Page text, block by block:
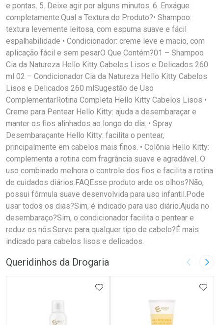
e pontas. 5. Deixe agir por alguns minutos. 6. Enxágue
completamente.Qual a Textura do Produto?• Shampoo:
textura levemente leitosa, com espuma suave e fácil
espalhabilidade • Condicionador: creme leve e macio, com
aplicação fácil e sem pesarO Que Contém?01 – Shampoo
Cia da Natureza Hello Kitty Cabelos Lisos e Delicados 260
ml 02 – Condicionador Cia da Natureza Hello Kitty Cabelos
Lisos e Delicados 260 mlSugestão de Uso
ComplementarRotina Completa Hello Kitty Cabelos Lisos •
Creme para Pentear Hello Kitty: ajuda a desembaraçar e
manter os fios alinhados ao longo do dia. • Spray
Desembaraçante Hello Kitty: facilita o pentear,
principalmente em cabelos mais finos. • Colônia Hello Kitty:
complementa a rotina com fragrância suave e agradável. O
uso combinado melhora o controle dos fios e facilita a rotina
de cuidados diários.FAQEsse produto arde os olhos?Não,
possui fórmula suave desenvolvida para uso infantil.Pode
usar todos os dias?Sim, é indicado para uso diário.Ajuda no
desembaraço?Sim, o condicionador facilita o pentear e
reduz os nós.Serve para qualquer tipo de cabelo?É mais
indicado para cabelos lisos e delicados.
Queridinhos da Drogaria Imagem
ADICIONAR AOS FAVORITOS